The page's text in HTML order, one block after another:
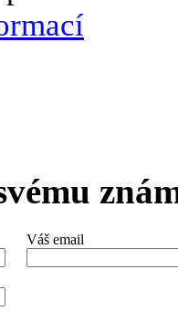
Váš email